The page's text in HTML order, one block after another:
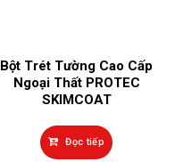
Bột Trét Tường Cao Cấp
Ngoại Thất PROTEC
SKIMCOAT
Đọc tiếp